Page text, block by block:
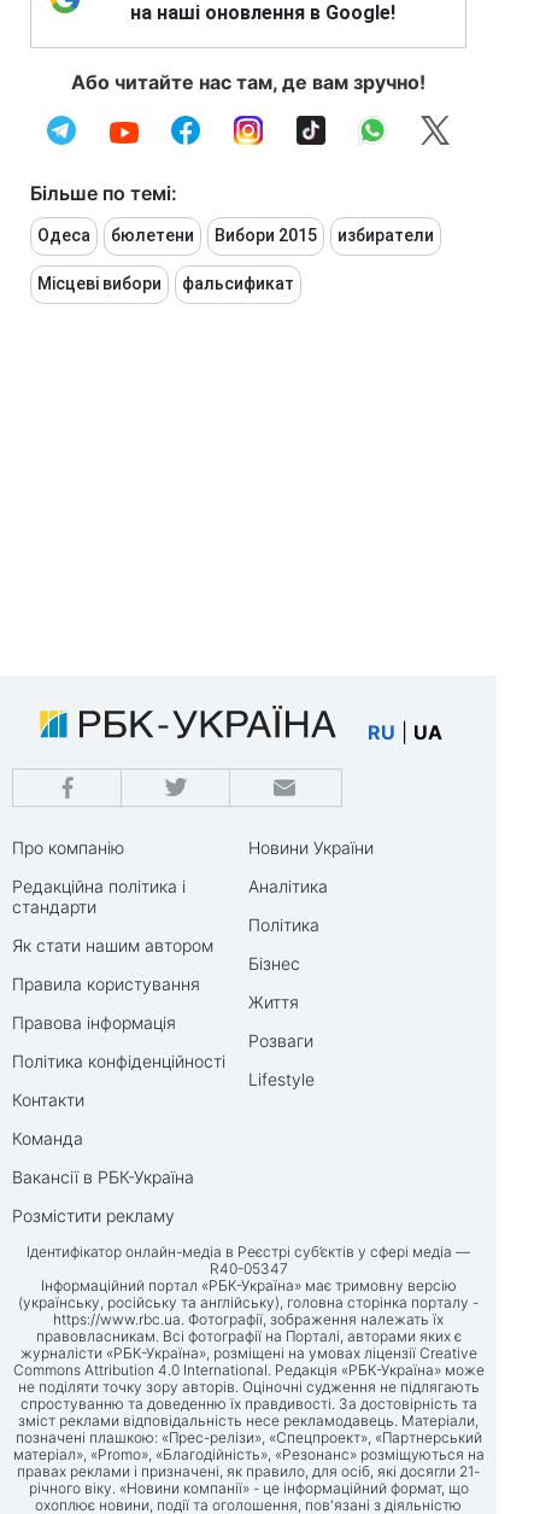
на наші оновлення в Google!
Або читайте нас там, де вам зручно!
Більше по темі:
Одеса бюлетени Вибори 2015 избиратели
Місцеві вибори фальсификат
RU UA
Про компанію
Редакційна політика і
стандарти
Як стати нашим автором
Правила користування
Правова інформація
Політика конфіденційності
Контакти
Команда
Вакансії в РБК-Україна
Розмістити рекламу
Новини України
Аналітика
Політика
Бізнес
Життя
Розваги
Lifestyle
Ідентифікатор онлайн-медіа в Реєстрі суб’єктів у сфері медіа —
R40-05347
Інформаційний портал «РБК-Україна» має тримовну версію
(українську, російську та англійську), головна сторінка порталу -
https://www.rbc.ua. Фотографії, зображення належать їх
правовласникам. Всі фотографії на Порталі, авторами яких є
журналісти «РБК-Україна», розміщені на умовах ліцензії Creative
Commons Attribution 4.0 International. Редакція «РБК-Україна» може
не поділяти точку зору авторів. Оціночні судження не підлягають
спростуванню та доведенню їх правдивості. За достовірність та
зміст реклами відповідальність несе рекламодавець. Матеріали,
позначені плашкою: «Прес-релізи», «Спецпроект», «Партнерський
матеріал», «Promo», «Благодійність», «Резонанс» розміщуються на
правах реклами і призначені, як правило, для осіб, які досягли 21-
річного віку. «Новини компанії» - це інформаційний формат, що
охоплює новини, події та оголошення, пов'язані з діяльністю